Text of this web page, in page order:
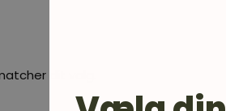
dit valg.